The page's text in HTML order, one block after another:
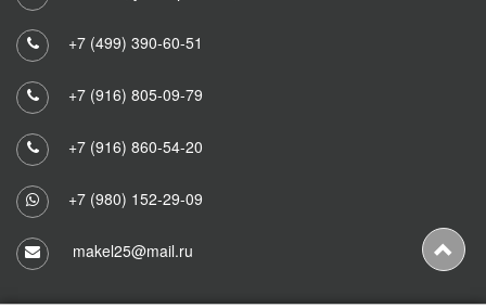
+7 (499) 390-60-51
+7 (916) 805-09-79
+7 (916) 860-54-20
+7 (980) 152-29-09
makel25@mail.ru